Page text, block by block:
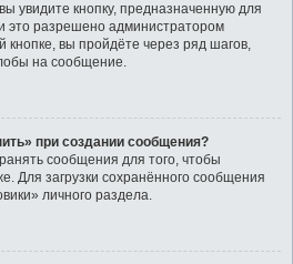
увидите кнопку, предназначенную для
это разрешено администратором
вы пройдёте через ряд шагов,
на сообщение.
при создании сообщения?
сообщения для того, чтобы
Для загрузки сохранённого сообщения
личного раздела.